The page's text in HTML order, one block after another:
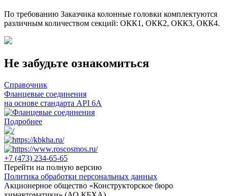
По требованию Заказчика колонные головки комплектуются
различным количеством секций: ОКК1, ОКК2, ОКК3, ОКК4.
Не забудьте ознакомиться
Справочник
Фланцевые соединения
на основе стандарта API 6A
Подробнее
+7 (473) 234-65-65
Перейти на полную версию
Политика обработки персональных данных
Акционерное общество «Конструкторское бюро